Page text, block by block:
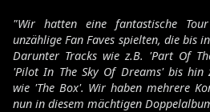
"Wir hatten eine fantastische
unzählige Fan Faves spielten, die bis
Darunter Tracks wie z.B. 'Part Of
'Pilot In The Sky Of Dreams' bis hin
wie 'The Box'. Wir haben mehrere
nun in diesem mächtigen